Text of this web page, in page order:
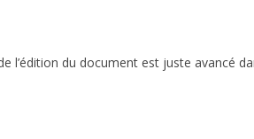
du document est juste avancé